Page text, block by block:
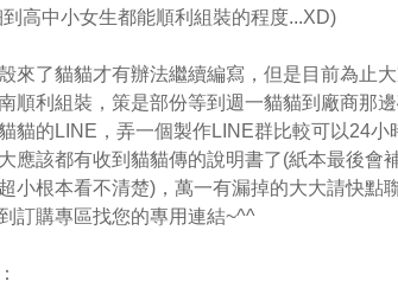
高中小女生都能順利組裝的程度...XD)
來了貓貓才有辦法繼續編寫，但是目前為止
順利組裝，策是部份等到週一貓貓到廠商那
貓的LINE，弄一個製作LINE群比較可以24小
應該都有收到貓貓傳的說明書了(紙本最後會
小根本看不清楚)，萬一有漏掉的大大請快點
訂購專區找您的專用連結~^^